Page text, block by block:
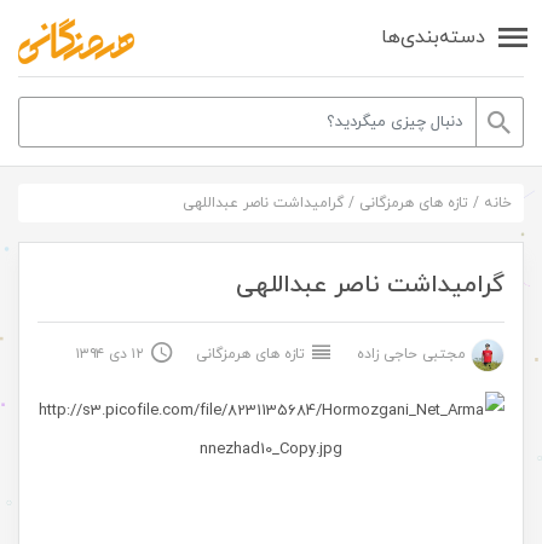
دسته‌بندی‌ها
خانه / تازه های هرمزگانی / گرامیداشت ناصر عبداللهی
گرامیداشت ناصر عبداللهی
مجتبی حاجی زاده تازه های هرمزگانی ۱۲ دی ۱۳۹۴